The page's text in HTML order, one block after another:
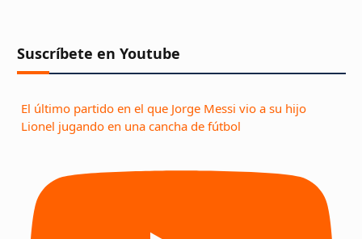
Suscríbete en Youtube
El último partido en el que Jorge Messi vio a su hijo
Lionel jugando en una cancha de fútbol